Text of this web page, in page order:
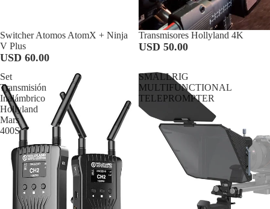
Switcher Atomos AtomX + Ninja
V Plus
USD 60.00
Transmisores Hollyland 4K
USD 50.00
Set
Transmisión
Inalámbrico
Hollyland
Mars
400S
SMALLRIG
MULTIFUNCTIONAL
TELEPROMPTER